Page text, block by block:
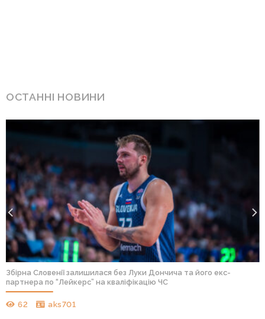
ОСТАННІ НОВИНИ
Збірна Словенії залишилася без Луки Дончича та його екс-
партнера по “Лейкерс” на кваліфікацію ЧС
62 aks701